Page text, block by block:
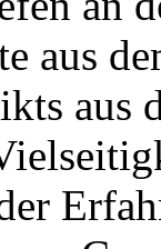
aus
aus